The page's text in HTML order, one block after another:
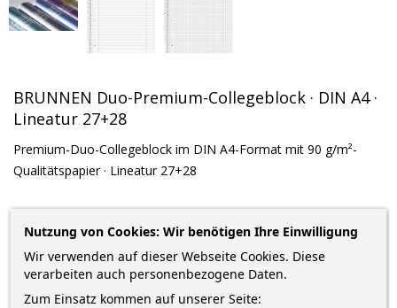
BRUNNEN Duo-Premium-Collegeblock · DIN A4 ·
Lineatur 27+28
Premium-Duo-Collegeblock im DIN A4-Format mit 90 g/m²-
Qualitätspapier · Lineatur 27+28
3,89 €
inkl. MwSt. zzgl. Versandkosten *Lieferung in 2-5 Werktagen*
Menge
Nutzung von Cookies: Wir benötigen Ihre Einwilligung
Wir verwenden auf dieser Webseite Cookies. Diese
verarbeiten auch personenbezogene Daten.
Zum Einsatz kommen auf unserer Seite: